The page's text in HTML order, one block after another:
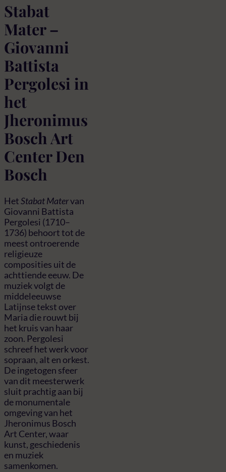
Stabat
Mater –
Giovanni
Battista
Pergolesi in
het
Jheronimus
Bosch Art
Center Den
Bosch
HetStabat Matervan
Giovanni Battista
Pergolesi (1710–
1736) behoort tot de
meest ontroerende
religieuze
composities uit de
achttiende eeuw. De
muziek volgt de
middeleeuwse
Latijnse tekst over
Maria die rouwt bij
het kruis van haar
zoon. Pergolesi
schreef het werk voor
sopraan, alt en orkest.
De ingetogen sfeer
van dit meesterwerk
sluit prachtig aan bij
de monumentale
omgeving van het
Jheronimus Bosch
Art Center, waar
kunst, geschiedenis
en muziek
samenkomen.